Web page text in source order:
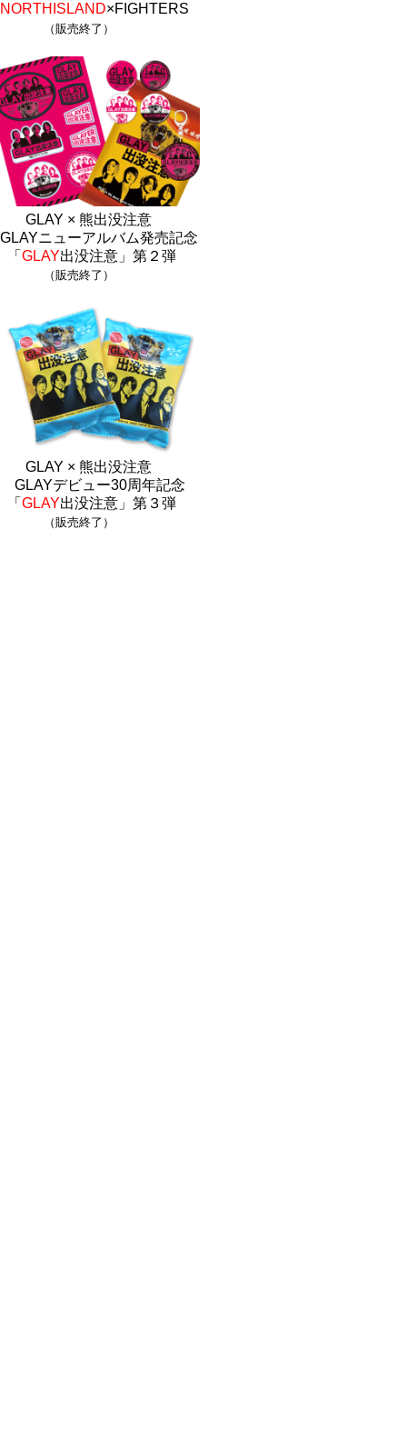
NORTHISLAND×FIGHTERS
（販売終了）
GLAY × 熊出没注意
GLAYニューアルバム発売記念
「 GLAY出没注意」第２弾
（販売終了）
GLAY × 熊出没注意
GLAYデビュー30周年記念
「 GLAY出没注意」第３弾
（販売終了）